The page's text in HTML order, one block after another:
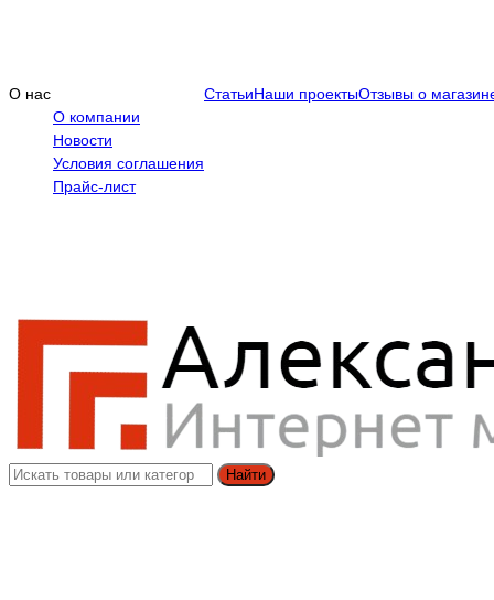
О нас
О компании
Новости
Условия соглашения
Прайс-лист
СтатьиНаши проектыОтзывы о
Найти